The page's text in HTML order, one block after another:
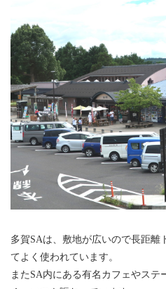
多賀SAは、敷地が広いので長距離
てよく使われています。
またSA内にある有名カフェやステ